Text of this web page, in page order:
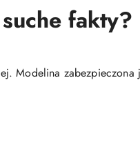
fakty?
Modelina zabezpieczona